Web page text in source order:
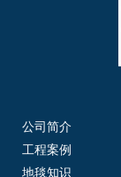
公司简介
工程案例
地毯知识